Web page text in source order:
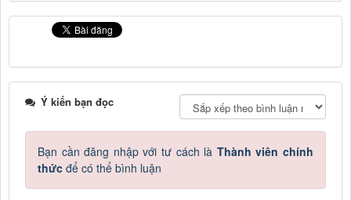
Ý kiến bạn đọc
Bạn cần đăng nhập với tư cách là Thành viên chính
thức để có thể bình luận